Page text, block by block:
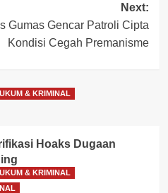
Next:
Gumas Gencar Patroli Cipta
Kondisi Cegah Premanisme
& KRIMINAL
Hoaks Dugaan
& KRIMINAL